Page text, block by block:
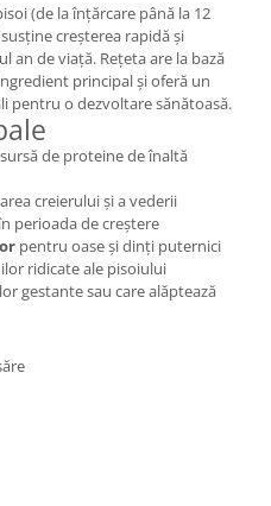
(de la înțărcare până la 12
creșterea rapidă și
an de viață. Rețeta are la bază
principal și oferă un
pentru o dezvoltare sănătoasă.
de proteine de înaltă
creierului și a vederii
perioada de creștere
pentru oase și dinți puternici
ridicate ale pisoiului
gestante sau care alăptează